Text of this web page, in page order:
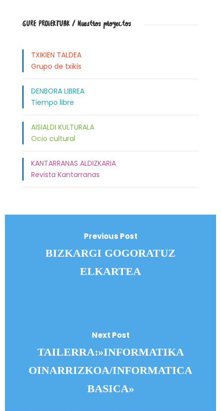
GURE PROIEKTUAK / Nuestros proyectos
TXIKIEN TALDEA
Grupo de txikis
DENBORA LIBREA
Tiempo libre
AISIALDI KULTURALA
Ocio cultural
KANTARRANAS ALDIZKARIA
Revista Kantarranas
Previous Post
BIZKARGI GOGORATUZ
ELKARTEA
Next Post
TAILERRA:»INFORMATIKA
OINARRIZKOA/INFORMATICA
BASICA»